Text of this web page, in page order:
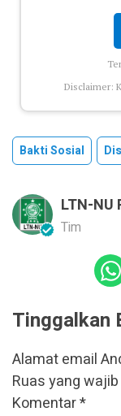
Disclaimer:
Bakti Sosial
LTN-NU
Tim
Tinggalkan
Alamat email
Ruas yang
Komentar*